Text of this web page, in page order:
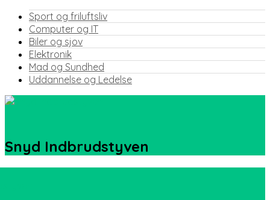
Sport og friluftsliv
Computer og IT
Biler og sjov
Elektronik
Mad og Sundhed
Uddannelse og Ledelse
Snyd Indbrudstyven